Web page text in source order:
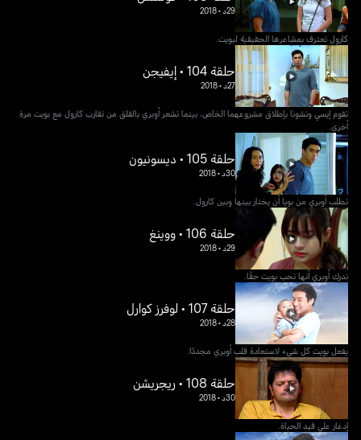
29د •
2018
كارول تعترف بمشاعرها الحقيقية لبويت.
حلقة 104 • إيفيجن
27د •
2018
تقوم إيسي وتشونا بإطلاق مشروعهما الخاص، بينما تشعر أوبري بالقلق من تقارب كارول مع بويت مرة
أخرى.
حلقة 105 • ديسونيون
30د •
2018
تطلب أوبري من بويا أن يختار بينها وبين كارول.
حلقة 106 • ووينغ
29د •
2018
تدرك أوبري أنها تحب بويت حقًا.
حلقة 107 • لوفرز كوارل
28د •
2018
يفعل بويت كل شيء لاستعادة قلب أوبري مجددًا.
حلقة 108 • ريجريشن
30د •
2018
إدغار على قيد الحياة.